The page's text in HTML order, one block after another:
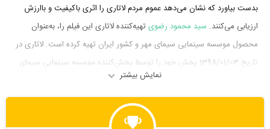
بدست بیاورد که نشان می‌دهد عموم مردم لاتاری را اثری باکیفیت و باارزش
ارزیابی می‌کنند. سید محمود رضوی تهیه‌کننده لاتاری این فیلم را، به‌عنوان
محصول موسسه سینمایی سیمای مهر و کشور ایران تهیه کرده است. لاتاری در
تاریخ 1398/01/03 پخش خود را توسط پخش‌کننده موسسه سینمایی سیمای
مهر در سینما آغاز کرد. در آن روزها لاتاری توانست آمار فروش
14،767،485،000 تومان را به ثبت برساند.
نمایش بیشتر